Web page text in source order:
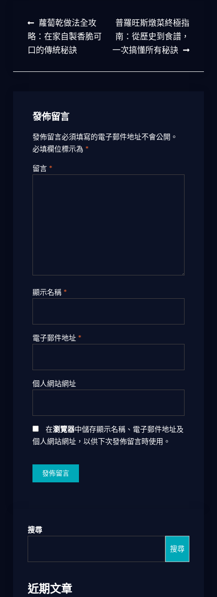
文
章
導
覽
蘿蔔乾做法全攻
略：在家自製香脆可
口的傳統秘訣
普羅旺斯燉菜終極指
南：從歷史到食譜，
一次搞懂所有秘訣
發佈留言
發佈留言必須填寫的電子郵件地址不會公開。
必填欄位標示為 *
留言 *
顯示名稱 *
電子郵件地址 *
個人網站網址
在瀏覽器中儲存顯示名稱、電子郵件地址及
個人網站網址，以供下次發佈留言時使用。
搜尋
搜尋
近期文章